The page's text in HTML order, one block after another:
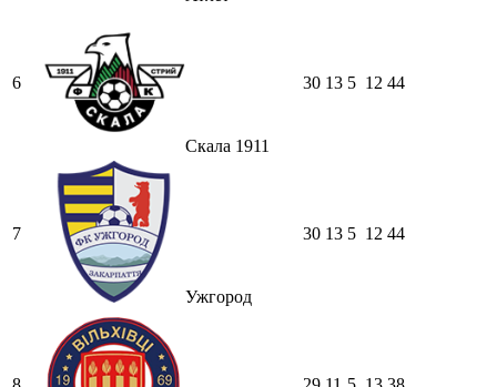
6
Скала 1911
30 13 5 12 44
7
Ужгород
30 13 5 12 44